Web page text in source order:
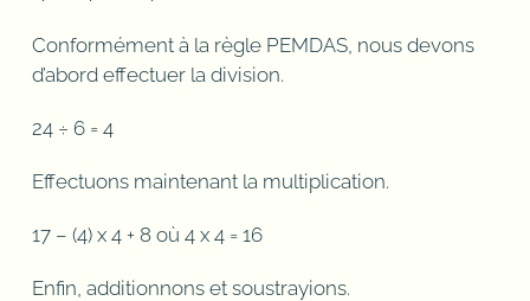
Conformément à la règle PEMDAS, nous devons
d’abord effectuer la division.
24 ÷ 6 = 4
Effectuons maintenant la multiplication.
17 – (4) x 4 + 8 où 4 x 4 = 16
Enfin, additionnons et soustrayions.